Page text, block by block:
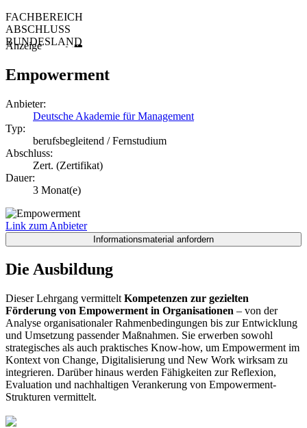
FACHBEREICH
ABSCHLUSS
BUNDESLAND
Anzeige
Empowerment
Anbieter:
Deutsche Akademie für Management
Typ:
berufsbegleitend / Fernstudium
Abschluss:
Zert. (Zertifikat)
Dauer:
3 Monat(e)
Link zum Anbieter
Die Ausbildung
Dieser Lehrgang vermittelt Kompetenzen zur gezielten
Förderung von Empowerment in Organisationen – von der
Analyse organisationaler Rahmenbedingungen bis zur Entwicklung
und Umsetzung passender Maßnahmen. Sie erwerben sowohl
strategisches als auch praktisches Know-how, um Empowerment im
Kontext von Change, Digitalisierung und New Work wirksam zu
integrieren. Darüber hinaus werden Fähigkeiten zur Reflexion,
Evaluation und nachhaltigen Verankerung von Empowerment-
Strukturen vermittelt.